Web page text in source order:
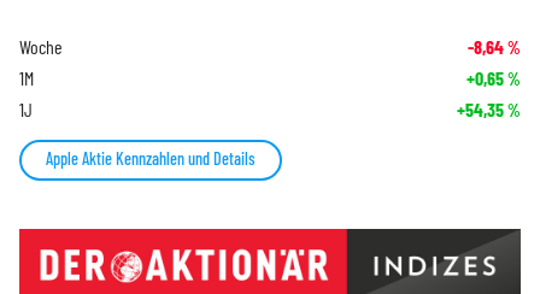
Woche -8,64%
1M +0,65%
1J +54,35%
Apple Aktie Kennzahlen und Details